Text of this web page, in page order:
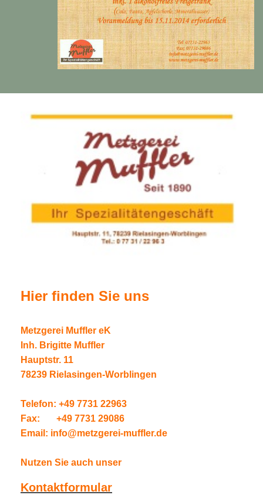
Hier finden Sie uns
Metzgerei Muffler eK
Inh. Brigitte Muffler
Hauptstr. 11
78239 Rielasingen-Worblingen
Telefon: +49 7731 22963
Fax: +49 7731 29086
Email: info@metzgerei-muffler.de
Nutzen Sie auch unser
Kontaktformular